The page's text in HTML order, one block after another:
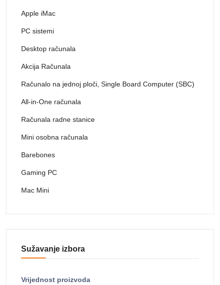
Apple iMac
PC sistemi
Desktop računala
Akcija Računala
Računalo na jednoj ploči, Single Board Computer (SBC)
All-in-One računala
Računala radne stanice
Mini osobna računala
Barebones
Gaming PC
Mac Mini
Sužavanje izbora
Vrijednost proizvoda